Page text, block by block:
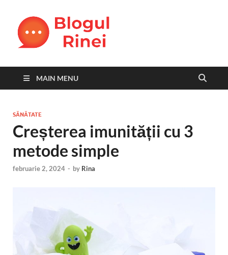
MAIN MENU
SĂNĂTATE
Creșterea imunității cu 3
metode simple
februarie 2, 2024 - by Rina